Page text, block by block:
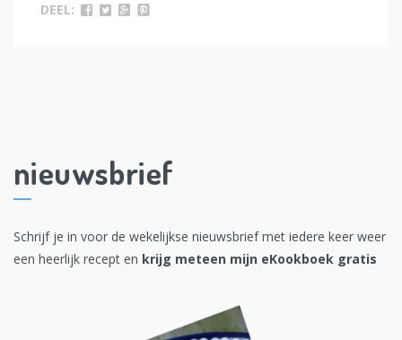
DEEL:
nieuwsbrief
Schrijf je in voor de wekelijkse nieuwsbrief met iedere keer weer
een heerlijk recept en krijg meteen mijn eKookboek gratis